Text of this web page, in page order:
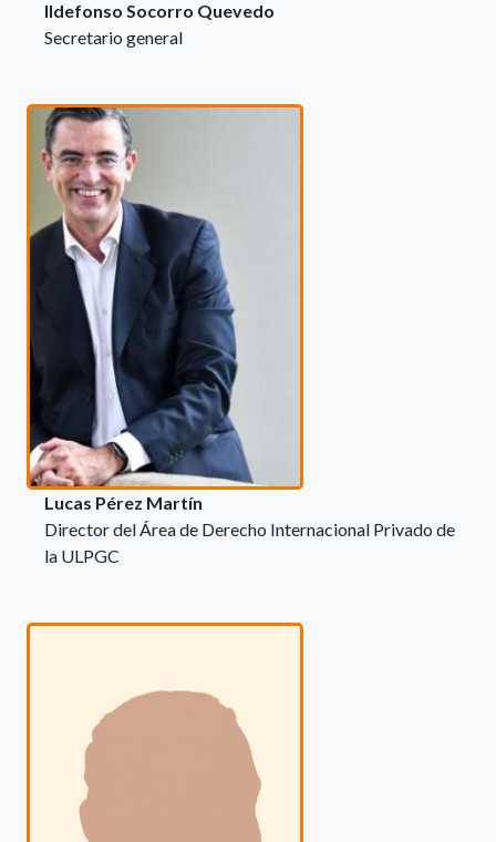
Ildefonso Socorro Quevedo
Secretario general
Lucas Pérez Martín
Director del Área de Derecho Internacional Privado de
la ULPGC